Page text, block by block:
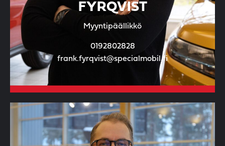
FYRQVIST
Myyntipäällikkö
0192802828
frank.fyrqvist@specialmobil.fi